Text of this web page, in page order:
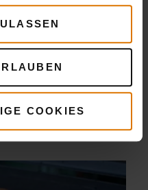
COOKIES
& Kartoffeln